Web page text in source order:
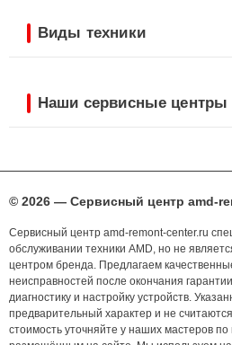
Виды техники
Наши сервисные центры
© 2026 — Сервисный центр amd-
Сервисный центр amd-remont-center.ru
обслуживании техники AMD, но не
центром бренда. Предлагаем
неисправностей после окончания
диагностику и настройку устройств.
предварительный характер и не
стоимость уточняйте у наших мастеров